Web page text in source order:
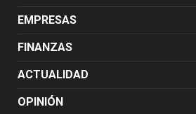
EMPRESAS
FINANZAS
ACTUALIDAD
OPINIÓN